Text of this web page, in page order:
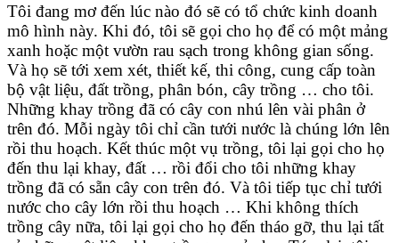
Tôi đang mơ đến lúc nào đó sẽ có tổ chức kinh doanh
mô hình này. Khi đó, tôi sẽ gọi cho họ để có một mảng
xanh hoặc một vườn rau sạch trong không gian sống.
Và họ sẽ tới xem xét, thiết kế, thi công, cung cấp toàn
bộ vật liệu, đất trồng, phân bón, cây trồng … cho tôi.
Những khay trồng đã có cây con nhú lên vài phân ở
trên đó. Mỗi ngày tôi chỉ cần tưới nước là chúng lớn lên
rồi thu hoạch. Kết thúc một vụ trồng, tôi lại gọi cho họ
đến thu lại khay, đất … rồi đổi cho tôi những khay
trồng đã có sẵn cây con trên đó. Và tôi tiếp tục chỉ tưới
nước cho cây lớn rồi thu hoạch … Khi không thích
trồng cây nữa, tôi lại gọi cho họ đến tháo gỡ, thu lại tất